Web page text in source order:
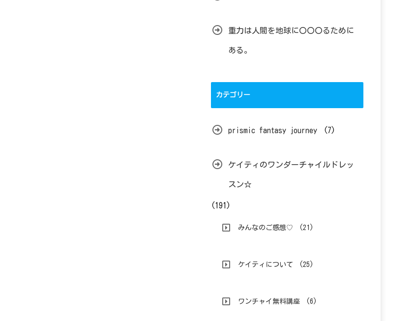
重力は人間を地球に〇〇〇るために
ある。
カテゴリー
prismic fantasy journey (7)
ケイティのワンダーチャイルドレッ
スン☆
(191)
みんなのご感想♡ (21)
ケイティについて (25)
ワンチャイ無料講座 (6)